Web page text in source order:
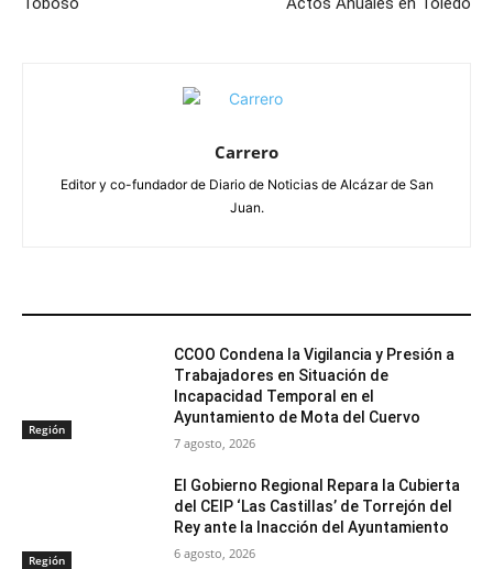
Carrero
Editor y co-fundador de Diario de Noticias de Alcázar de San
Juan.
Región
CCOO Condena la Vigilancia y Presión a
Trabajadores en Situación de
Incapacidad Temporal en el
Ayuntamiento de Mota del Cuervo
7 agosto, 2026
Región
El Gobierno Regional Repara la Cubierta
del CEIP ‘Las Castillas’ de Torrejón del
Rey ante la Inacción del Ayuntamiento
6 agosto, 2026